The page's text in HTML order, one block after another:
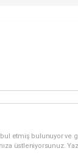
etmiş bulunuyor
üstleniyorsunuz.